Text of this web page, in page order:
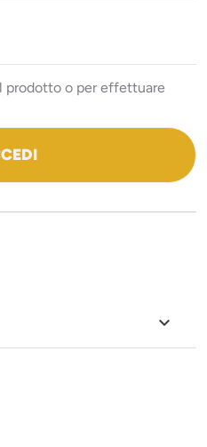
prodotto o per effettuare
